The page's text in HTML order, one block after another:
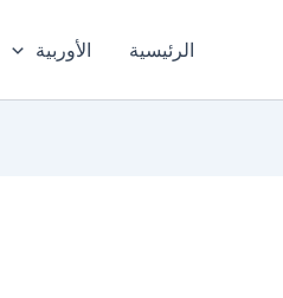
الرئيسية الأوربية